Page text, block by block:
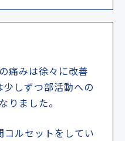
痛みは徐々に改善
少しずつ部活動への
りました。
コルセットをしてい